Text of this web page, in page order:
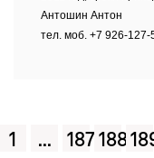
Антошин Антон
тел. моб. +7 926-127-
1 ... 187188